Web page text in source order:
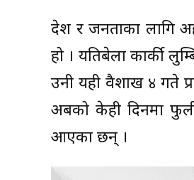
देश र जनताका लागि
हो । यतिबेला कार्की
उनी यही वैशाख ४ गते
अबको केही दिनमा
आएका छन् ।